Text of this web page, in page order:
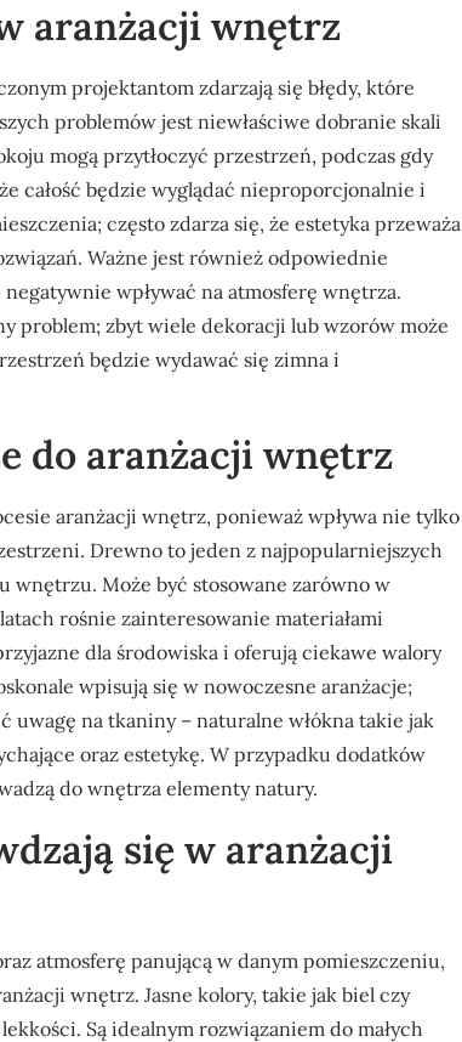
aranżacji wnętrz
projektantom zdarzają się błędy, które
problemów jest niewłaściwe dobranie skali
mogą przytłoczyć przestrzeń, podczas gdy
całość będzie wyglądać nieproporcjonalnie i
często zdarza się, że estetyka przeważa
Ważne jest również odpowiednie
wpływać na atmosferę wnętrza.
problem; zbyt wiele dekoracji lub wzorów może
będzie wydawać się zimna i
do aranżacji wnętrz
aranżacji wnętrz, ponieważ wpływa nie tylko
Drewno to jeden z najpopularniejszych
wnętrzu. Może być stosowane zarówno w
rośnie zainteresowanie materiałami
dla środowiska i oferują ciekawe walory
wpisują się w nowoczesne aranżacje;
na tkaniny – naturalne włókna takie jak
oraz estetykę. W przypadku dodatków
do wnętrza elementy natury.
się w aranżacji
atmosferę panującą w danym pomieszczeniu,
wnętrz. Jasne kolory, takie jak biel czy
Są idealnym rozwiązaniem do małych